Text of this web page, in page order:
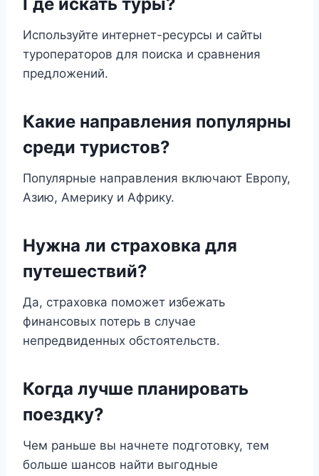
Используйте интернет-ресурсы и сайты
туроператоров для поиска и сравнения
предложений.
Какие направления популярны
среди туристов?
Популярные направления включают Европу,
Азию, Америку и Африку.
Нужна ли страховка для
путешествий?
Да, страховка поможет избежать
финансовых потерь в случае
непредвиденных обстоятельств.
Когда лучше планировать
поездку?
Чем раньше вы начнете подготовку, тем
больше шансов найти выгодные